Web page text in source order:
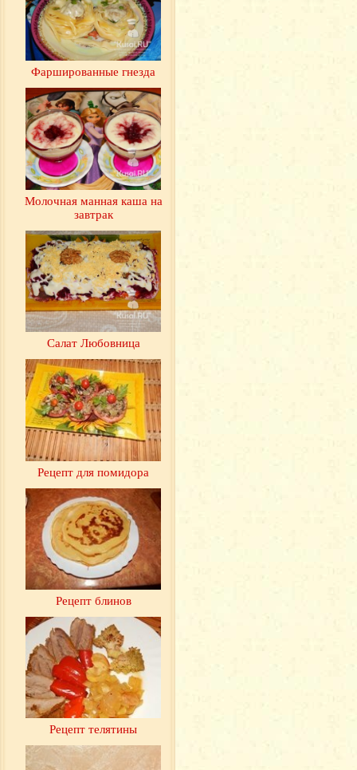
Фаршированные гнезда
Молочная манная каша на
завтрак
Салат Любовница
Рецепт для помидора
Рецепт блинов
Рецепт телятины